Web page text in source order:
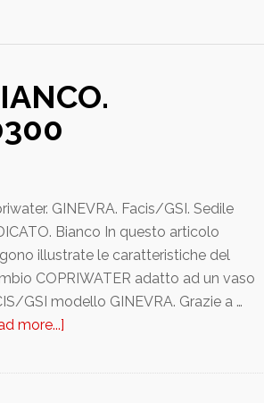
GINEVRA. Facis/GSI. Sedile
Bianco In questo articolo
illustrate le caratteristiche del
COPRIWATER adatto ad un vaso
GSI modello GINEVRA. Grazie a …
more...]
GINEVRA.